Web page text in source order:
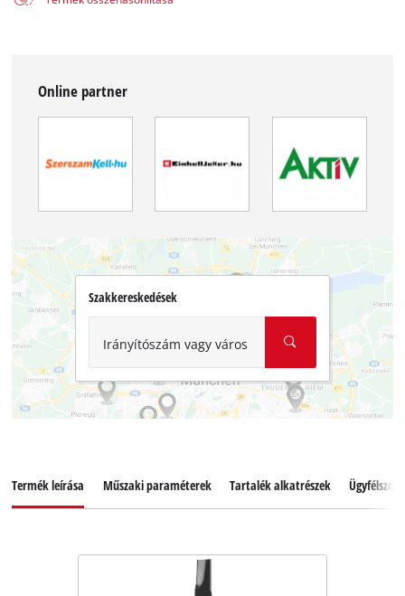
Online partner
Szakkereskedések
Irányítószám vagy város
Termék leírása Műszaki paraméterek Tartalék alkatrészek